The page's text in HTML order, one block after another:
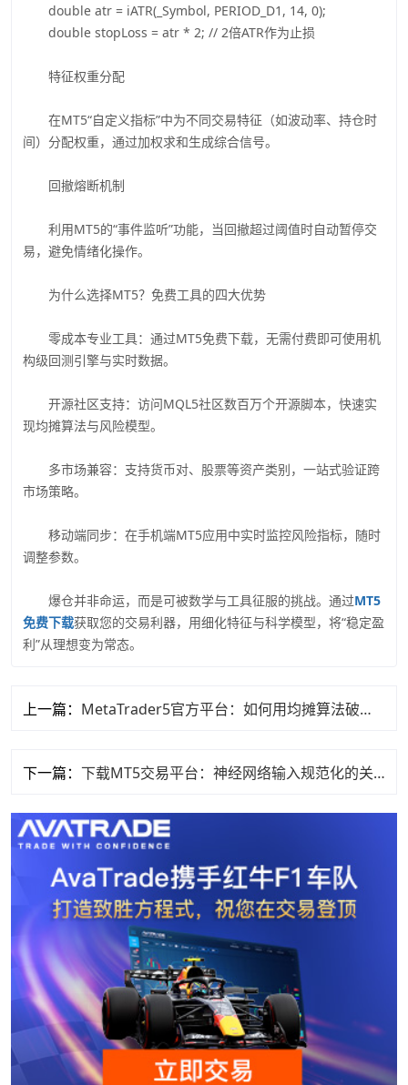
double atr = iATR(_Symbol, PERIOD_D1, 14, 0);
double stopLoss = atr * 2; // 2倍ATR作为止损
特征权重分配
在MT5“自定义指标”中为不同交易特征（如波动率、持仓时
间）分配权重，通过加权求和生成综合信号。
回撤熔断机制
利用MT5的“事件监听”功能，当回撤超过阈值时自动暂停交
易，避免情绪化操作。
为什么选择MT5？免费工具的四大优势
零成本专业工具：通过MT5免费下载，无需付费即可使用机
构级回测引擎与实时数据。
开源社区支持：访问MQL5社区数百万个开源脚本，快速实
现均摊算法与风险模型。
多市场兼容：支持货币对、股票等资产类别，一站式验证跨
市场策略。
移动端同步：在手机端MT5应用中实时监控风险指标，随时
调整参数。
爆仓并非命运，而是可被数学与工具征服的挑战。通过MT5
免费下载获取您的交易利器，用细化特征与科学模型，将“稳定盈
利”从理想变为常态。
上一篇： MetaTrader5官方平台：如何用均摊算法破解交易回撤难题？
下一篇： 下载MT5交易平台：神经网络输入规范化的关键作用与实现方法